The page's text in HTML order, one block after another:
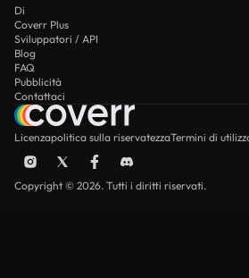
Di
Coverr Plus
Sviluppatori / API
Blog
FAQ
Pubblicità
Contattaci
Licenzapolitica sulla riservatezzaTermini di
Copyright © 2026. Tutti i diritti riservati.